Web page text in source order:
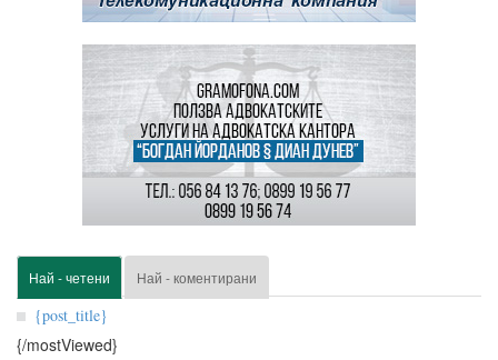
Най - четени Най - коментирани
{post_title}
{/mostViewed}